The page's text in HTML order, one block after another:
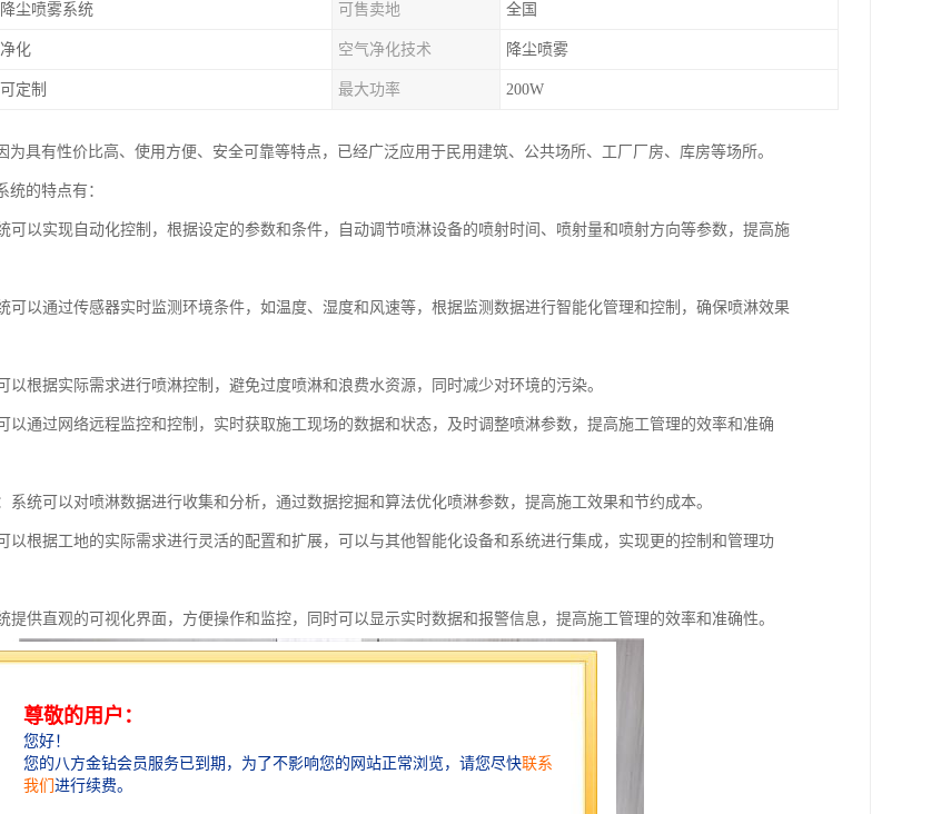
降尘喷雾系统 可售卖地 全国
净化 空气净化技术 降尘喷雾
可定制 最大功率 200W
为具有性价比高、使用方便、安全可靠等特点，已经广泛应用于民用建筑、公共场所、工厂厂房、库房等场所。
统的特点有：
可以实现自动化控制，根据设定的参数和条件，自动调节喷淋设备的喷射时间、喷射量和喷射方向等参数，提高施
可以通过传感器实时监测环境条件，如温度、湿度和风速等，根据监测数据进行智能化管理和控制，确保喷淋效果
以根据实际需求进行喷淋控制，避免过度喷淋和浪费水资源，同时减少对环境的污染。
以通过网络远程监控和控制，实时获取施工现场的数据和状态，及时调整喷淋参数，提高施工管理的效率和准确
系统可以对喷淋数据进行收集和分析，通过数据挖掘和算法优化喷淋参数，提高施工效果和节约成本。
以根据工地的实际需求进行灵活的配置和扩展，可以与其他智能化设备和系统进行集成，实现更的控制和管理功
提供直观的可视化界面，方便操作和监控，同时可以显示实时数据和报警信息，提高施工管理的效率和准确性。